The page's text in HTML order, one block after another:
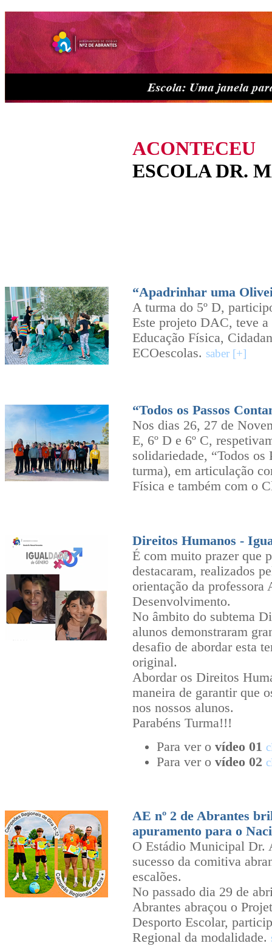
ACONTECEU
ESCOLA DR.
“Apadrinhar uma
A turma do 5º D,
Este projeto DAC, teve
Educação Física,
ECOescolas. saber [+]
“Todos os Passos
Nos dias 26, 27 de
E, 6º D e 6º C,
solidariedade, “Todos
turma), em articulação
Física e também com o
Direitos Humanos -
É com muito prazer que
destacaram, realizados
orientação da
Desenvolvimento.
No âmbito do subtema
alunos demonstraram
desafio de abordar esta
original.
Abordar os Direitos
maneira de garantir que
nos nossos alunos.
Parabéns Turma!!!
Para ver o vídeo 01
Para ver o vídeo 02
AE nº 2 de Abrantes
apuramento para o
O Estádio Municipal Dr.
sucesso da comitiva
escalões.
No passado dia 29 de
Abrantes abraçou o
Desporto Escolar,
Regional da modalidade.